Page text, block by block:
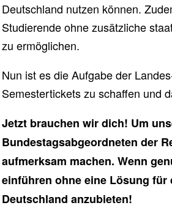
Deutschland nutzen können.
Studierende ohne zusätzliche
zu ermöglichen.
Nun ist es die Aufgabe der
Semestertickets zu schaffen und
Jetzt brauchen wir dich! Um
Bundestagsabgeordneten der
aufmerksam machen. Wenn
einführen ohne eine Lösung für
Deutschland anzubieten!